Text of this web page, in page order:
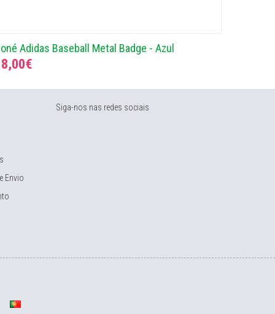
Adidas Baseball Metal Badge - Azul
Envio
Siga-nos nas redes sociais